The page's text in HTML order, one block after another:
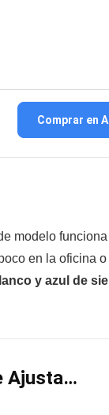
Comprar en
modelo
en la oficina
y azul de
Ajusta…